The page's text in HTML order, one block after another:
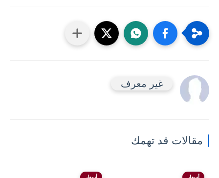
غير معرف
مقالات قد تهمك